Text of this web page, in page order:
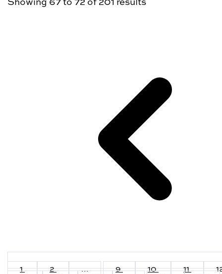
Showing 67 to 72 of 201 results
1 2 ... 9 10 11